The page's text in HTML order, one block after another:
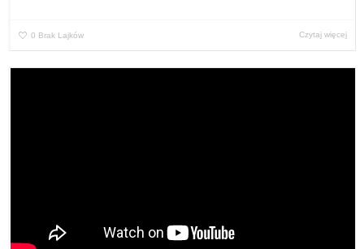
0 Brak Lajków Czytaj więcej